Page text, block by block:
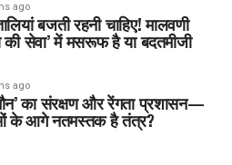
ago
बजती रहनी चाहिए! मालवणी
सेवा’ में मसरूफ है या बदतमीजी
ago
का संरक्षण और रेंगता प्रशासन—
के आगे नतमस्तक है तंत्र?